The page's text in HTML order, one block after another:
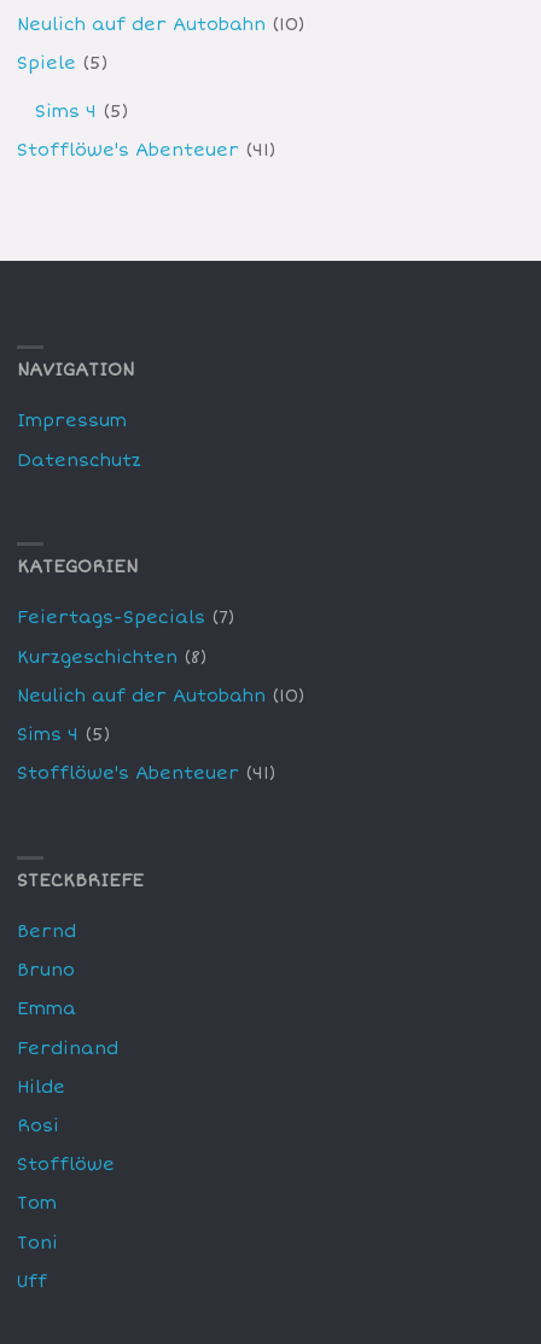
Neulich auf der Autobahn (10)
Spiele (5)
Sims 4 (5)
Stofflöwe's Abenteuer (41)
NAVIGATION
Impressum
Datenschutz
KATEGORIEN
Feiertags-Specials (7)
Kurzgeschichten (8)
Neulich auf der Autobahn (10)
Sims 4 (5)
Stofflöwe's Abenteuer (41)
STECKBRIEFE
Bernd
Bruno
Emma
Ferdinand
Hilde
Rosi
Stofflöwe
Tom
Toni
Uff